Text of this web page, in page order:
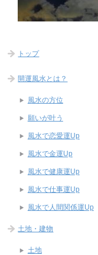
トップ
開運風水とは？
風水の方位
願いが叶う
風水で恋愛運Up
風水で金運Up
風水で健康運Up
風水で仕事運Up
風水で人間関係運Up
土地・建物
土地